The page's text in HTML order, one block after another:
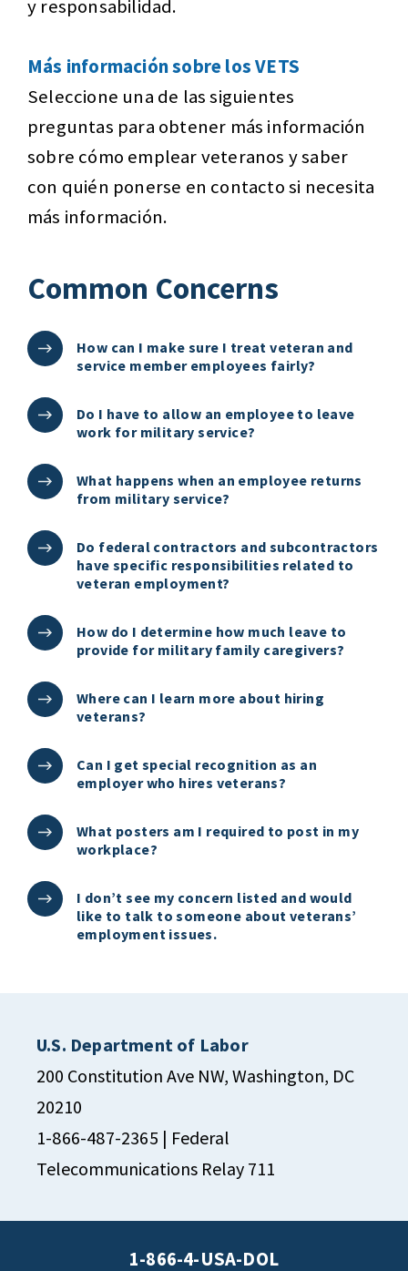
y responsabilidad.
Más información sobre los VETS
Seleccione una de las siguientes
preguntas para obtener más información
sobre cómo emplear veteranos y saber
con quién ponerse en contacto si necesita
más información.
Common Concerns
How can I make sure I treat veteran and
service member employees fairly?
Do I have to allow an employee to leave
work for military service?
What happens when an employee returns
from military service?
Do federal contractors and subcontractors
have specific responsibilities related to
veteran employment?
How do I determine how much leave to
provide for military family caregivers?
Where can I learn more about hiring
veterans?
Can I get special recognition as an
employer who hires veterans?
What posters am I required to post in my
workplace?
I don’t see my concern listed and would
like to talk to someone about veterans’
employment issues.
U.S. Department of Labor
200 Constitution Ave NW, Washington, DC
20210
1-866-487-2365 | Federal
Telecommunications Relay 711
1-866-4-USA-DOL